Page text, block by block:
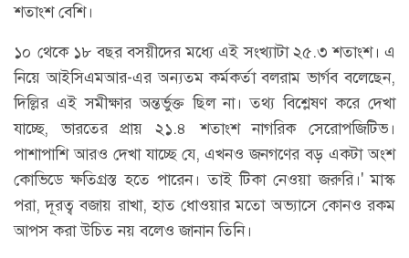
শতাংশ বেশি।
১০ থেকে ১৮ বছর বসয়ীদের মধ্যে এই সংখ্যাটা ২৫.৩ শতাংশ। এ
নিয়ে আইসিএমআর-এর অন্যতম কর্মকর্তা বলরাম ভার্গব বলেছেন,
দিল্লির এই সমীক্ষার অন্তর্ভুক্ত ছিল না। তথ্য বিশ্লেষণ করে দেখা
যাচ্ছে, ভারতের প্রায় ২১.৪ শতাংশ নাগরিক সেরোপজিটিভ।
পাশাপাশি আরও দেখা যাচ্ছে যে, এখনও জনগণের বড় একটা অংশ
কোভিডে ক্ষতিগ্রস্ত হতে পারেন। তাই টিকা নেওয়া জরুরি।' মাস্ক
পরা, দূরত্ব বজায় রাখা, হাত ধোওয়ার মতো অভ্যাসে কোনও রকম
আপস করা উচিত নয় বলেও জানান তিনি।